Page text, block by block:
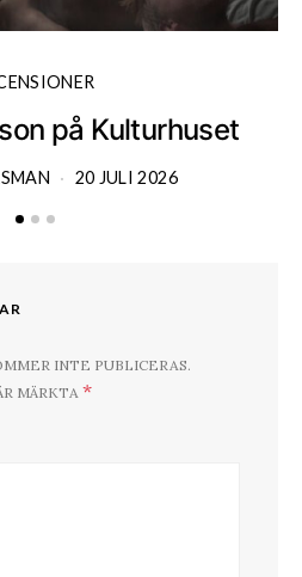
på Kulturhuset
20 JULI 2026
INTE PUBLICERAS.
MÄRKTA *